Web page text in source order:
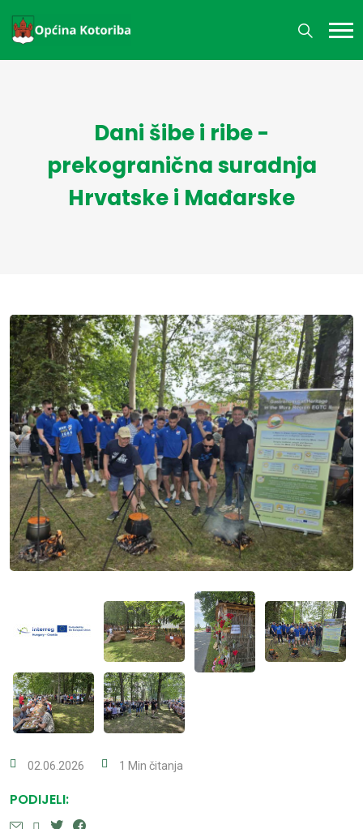
Dani šibe i ribe -
prekogranična suradnja
Hrvatske i Mađarske
02.06.2026 1 Min čitanja
PODIJELI: